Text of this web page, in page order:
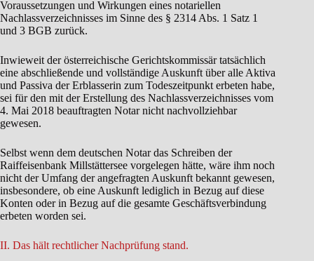
Voraussetzungen und Wirkungen eines notariellen
Nachlassverzeichnisses im Sinne des § 2314 Abs. 1 Satz 1
und 3 BGB zurück.
Inwieweit der österreichische Gerichtskommissär tatsächlich
eine abschließende und vollständige Auskunft über alle Aktiva
und Passiva der Erblasserin zum Todeszeitpunkt erbeten habe,
sei für den mit der Erstellung des Nachlassverzeichnisses vom
4. Mai 2018 beauftragten Notar nicht nachvollziehbar
gewesen.
Selbst wenn dem deutschen Notar das Schreiben der
Raiffeisenbank Millstättersee vorgelegen hätte, wäre ihm noch
nicht der Umfang der angefragten Auskunft bekannt gewesen,
insbesondere, ob eine Auskunft lediglich in Bezug auf diese
Konten oder in Bezug auf die gesamte Geschäftsverbindung
erbeten worden sei.
II. Das hält rechtlicher Nachprüfung stand.